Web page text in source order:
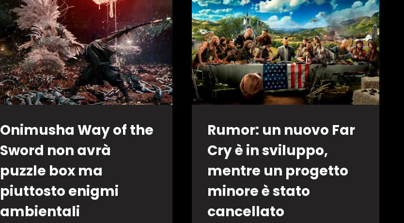
SU
UN
GIOCO
2.5D
DI
CYBERPUNK:
EDGERUNNERS?
IL
REPORT
MP1ST
Onimusha Way of the
Sword non avrà
puzzle box ma
piuttosto enigmi
ambientali
Rumor: un nuovo Far
Cry è in sviluppo,
mentre un progetto
minore è stato
cancellato